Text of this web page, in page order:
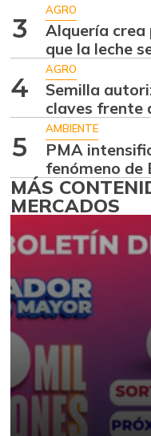
3
AGRO
Alquería
que la leche
4
AGRO
Semilla
claves frente
5
AMBIENTE
PMA
fenómeno de
MÁS
MERCADOS